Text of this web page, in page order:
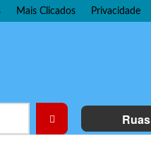
Mais Clicados Privacidade
Ruas